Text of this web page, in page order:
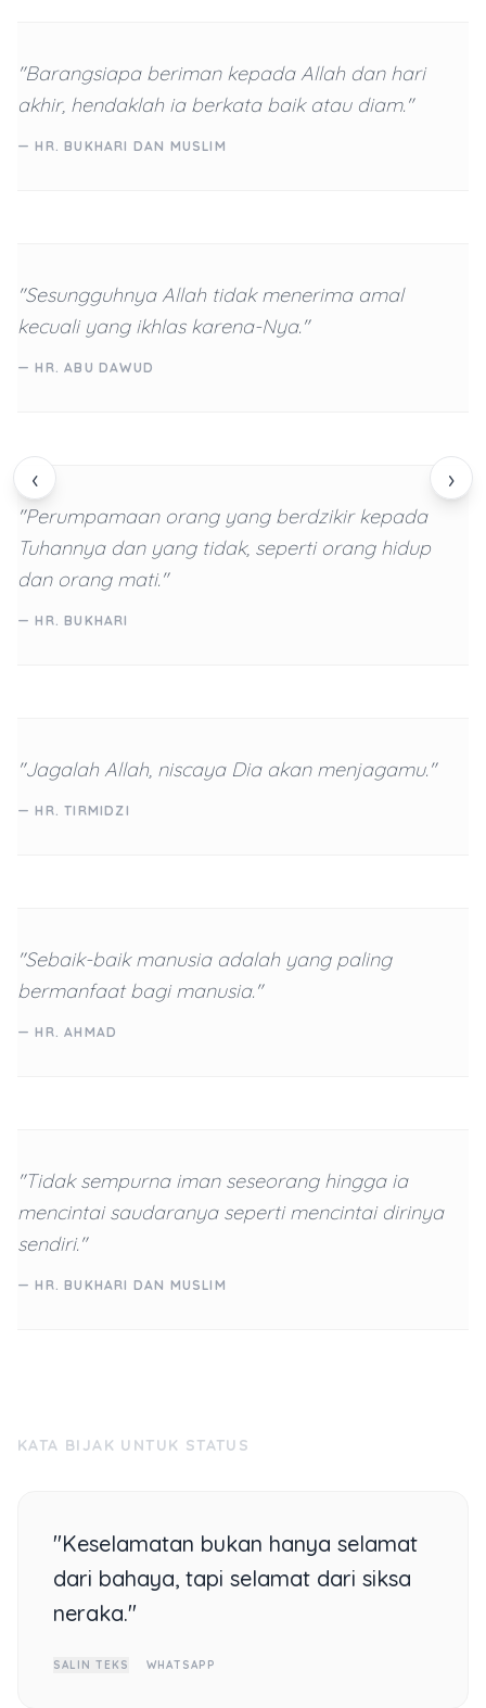
‹ ›
"Barangsiapa beriman kepada Allah dan hari
akhir, hendaklah ia berkata baik atau diam."
— HR. BUKHARI DAN MUSLIM
"Sesungguhnya Allah tidak menerima amal
kecuali yang ikhlas karena-Nya."
— HR. ABU DAWUD
"Perumpamaan orang yang berdzikir kepada
Tuhannya dan yang tidak, seperti orang hidup
dan orang mati."
— HR. BUKHARI
"Jagalah Allah, niscaya Dia akan menjagamu."
— HR. TIRMIDZI
"Sebaik-baik manusia adalah yang paling
bermanfaat bagi manusia."
— HR. AHMAD
"Tidak sempurna iman seseorang hingga ia
mencintai saudaranya seperti mencintai dirinya
sendiri."
— HR. BUKHARI DAN MUSLIM
KATA BIJAK UNTUK STATUS
"Keselamatan bukan hanya selamat
dari bahaya, tapi selamat dari siksa
neraka."
SALIN TEKS WHATSAPP